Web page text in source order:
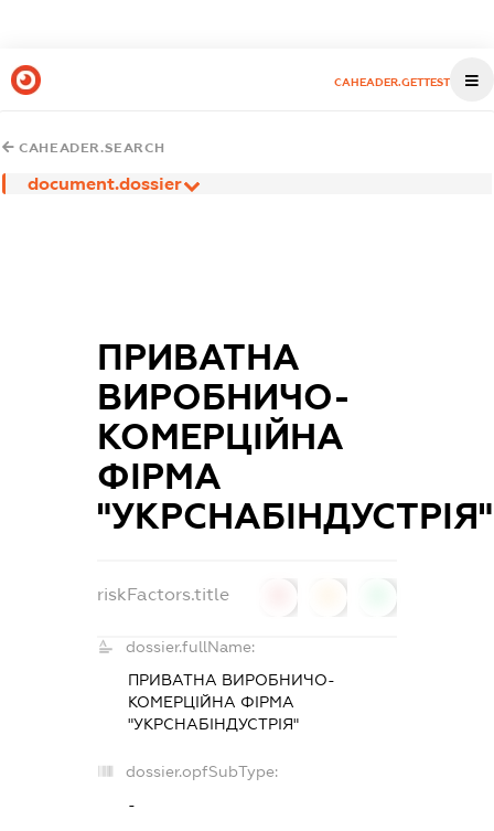
CAHEADER.GETTEST
CAHEADER.SEARCH
document.dossier
ПРИВАТНА
ВИРОБНИЧО-
КОМЕРЦІЙНА
ФІРМА
"УКРСНАБІНДУСТРІЯ"
riskFactors.title
dossier.fullName:
ПРИВАТНА ВИРОБНИЧО-
КОМЕРЦІЙНА ФІРМА
"УКРСНАБІНДУСТРІЯ"
dossier.opfSubType:
-